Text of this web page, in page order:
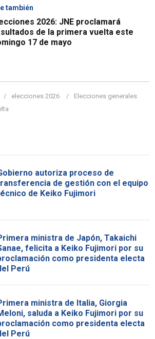
también
2026: JNE proclamará
de la primera vuelta este
17 de mayo
elecciones 2026
Elecciones generales
autoriza proceso de
de gestión con el equipo
de Keiko Fujimori
ministra de Japón, Takaichi
felicita a Keiko Fujimori por su
como presidenta electa
Perú
ministra de Italia, Giorgia
saluda a Keiko Fujimori por su
como presidenta electa
Perú